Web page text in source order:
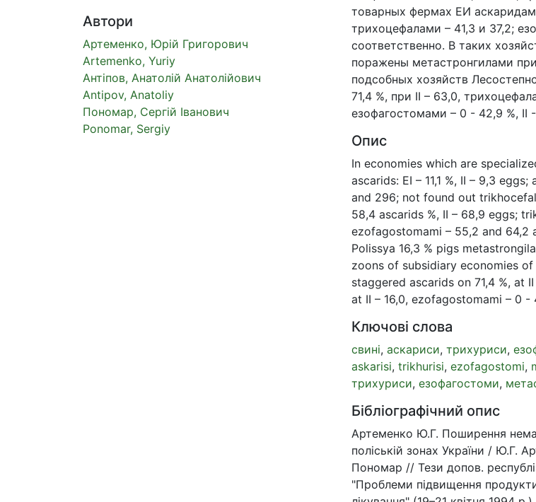
Автори
Артеменко, Юрій Григорович
Artemenko, Yuriy
Антіпов, Анатолій Анатолійович
Antipov, Anatoliy
Пономар, Сергій Іванович
Ponomar, Sergiy
товарных фермах ЕИ
трихоцефалами – 41,3 и 37,2;
соответственно. В таких
поражены метастронгилами
подсобных хозяйств
71,4 %, при ІІ – 63,0,
езофагостомами – 0 - 42,9 %, ІІ
Опис
In economies which are
ascarids: EI – 11,1 %, ІІ – 9,3
and 296; not found out
58,4 ascarids %, ІІ – 68,9 eggs;
ezofagostomami – 55,2 and 64,2
Polissya 16,3 % pigs
zoons of subsidiary economies
staggered ascarids on 71,4 %, at
at ІІ – 16,0, ezofagostomami – 0 -
Ключові слова
свині, аскариси, трихуриси,
askarisi, trikhurisi, ezofagostomi,
трихуриси, езофагостоми,
Бібліографічний опис
Артеменко Ю.Г. Поширення
поліській зонах України / Ю.Г.
Пономар // Тези допов.
"Проблеми підвищення